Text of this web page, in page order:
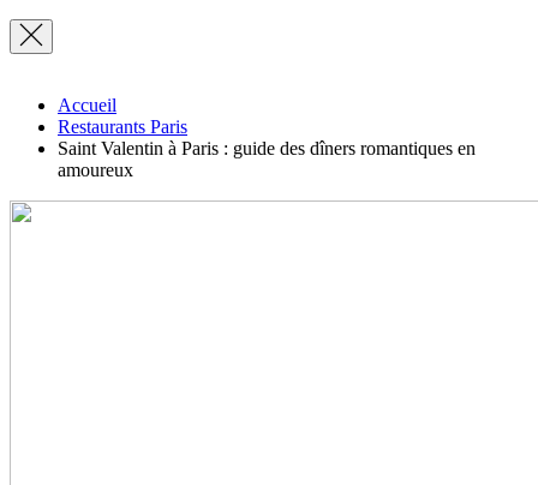
Accueil
Restaurants Paris
Saint Valentin à Paris : guide des dîners romantiques en
amoureux